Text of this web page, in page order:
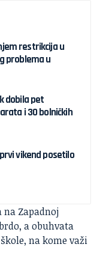
restrikcija u
problema u
dobila pet
i 30 bolničkih
vikend posetilo
Zapadnoj
a obuhvata
na kome važi